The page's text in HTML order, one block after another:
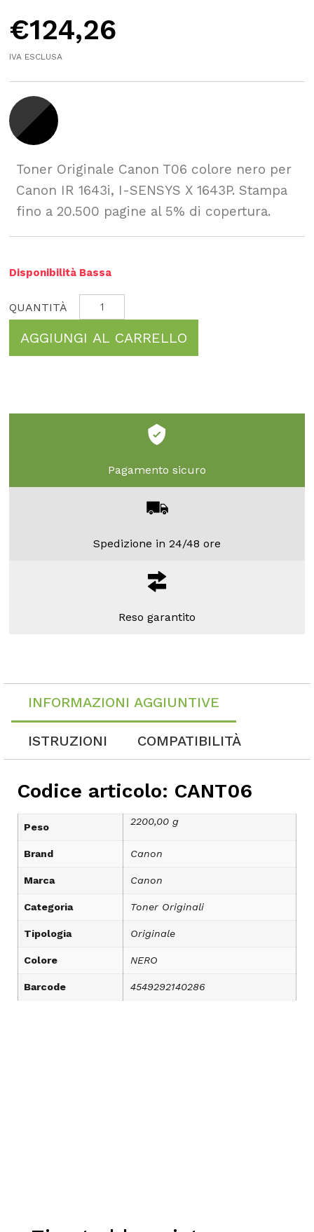
€124,26
IVA ESCLUSA
Toner Originale Canon T06 colore nero per
Canon IR 1643i, I-SENSYS X 1643P. Stampa
fino a 20.500 pagine al 5% di copertura.
Disponibilità Bassa
AGGIUNGI AL CARRELLO
Pagamento sicuro
Spedizione in 24/48 ore
Reso garantito
INFORMAZIONI AGGIUNTIVE
ISTRUZIONI COMPATIBILITÀ
Codice articolo: CANT06
Peso 2200,00 g
Brand Canon
Marca Canon
Categoria Toner Originali
Tipologia Originale
Colore NERO
Barcode 4549292140286